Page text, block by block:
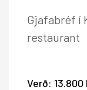
Gjafabréf í
restaurant
Verð: 13.800